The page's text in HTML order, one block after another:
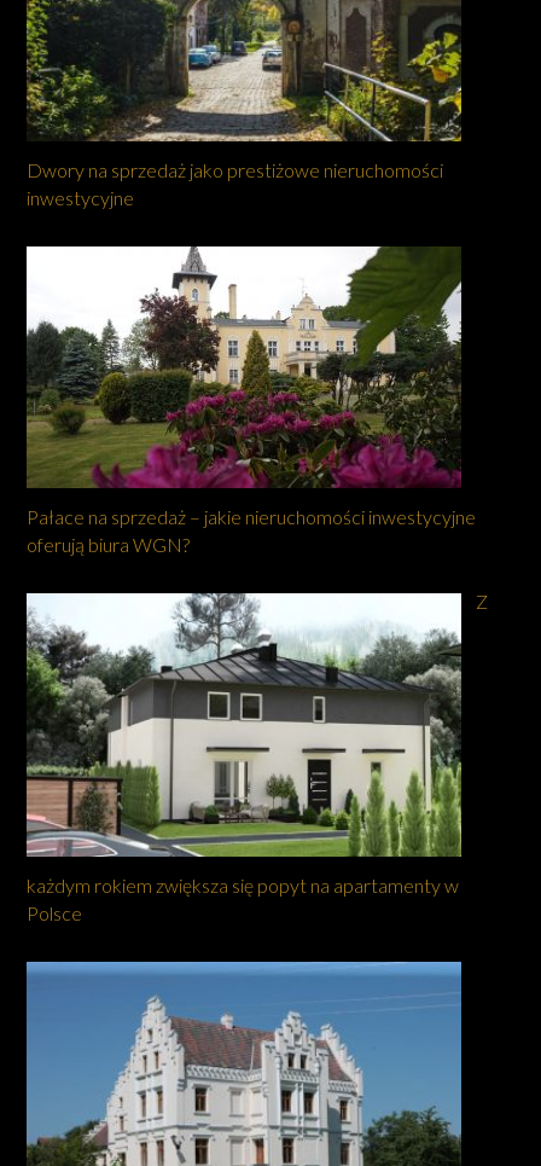
Dwory na sprzedaż jako prestiżowe nieruchomości
inwestycyjne
Pałace na sprzedaż – jakie nieruchomości inwestycyjne
oferują biura WGN?
Z
każdym rokiem zwiększa się popyt na apartamenty w
Polsce